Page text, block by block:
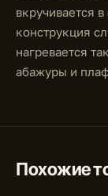
вкручивается
конструкция
нагревается
абажуры и
Похожие